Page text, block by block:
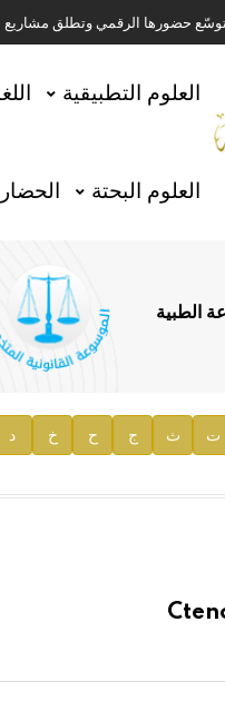
حضورها الرقمي وتطلق مشاريع
العالمي للغة العربية 2025
مدير عام لهيئة الموسوعة العربية
وزيرا للثقافة
من موسوعة الآثار في سورية
تطلق موسوعات جديدة في عام 2026
العلوم التطبيقية
العلوم البحتة
الطبية
ت ث ج ح خ د